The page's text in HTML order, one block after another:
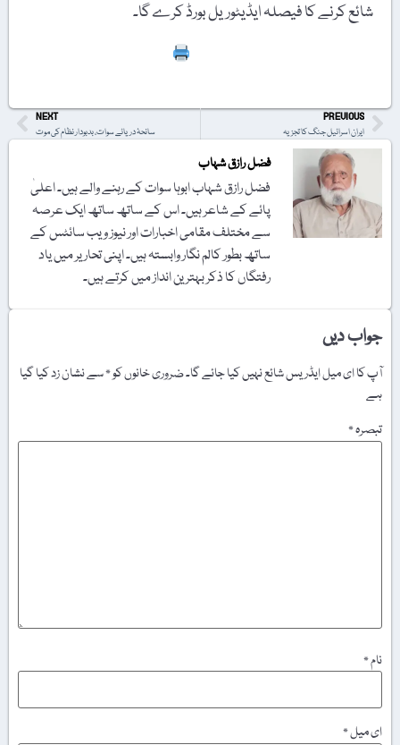
شائع کرنے کا فیصلہ ایڈیٹوریل بورڈ کرے گا۔
PREVIOUS
ایران اسرائیل جنگ کا تجزیہ
NEXT
سانحۂ دریائے سوات، بدبودار نظام کی موت
فضل رازق شہاب
فضل رازق شہاب ابوہا سوات کے رہنے والے ہیں۔ اعلیٰ
پائے کے شاعر ہیں۔ اس کے ساتھ ساتھ ایک عرصہ
سے مختلف مقامی اخبارات اور نیوز ویب سائٹس کے
ساتھ بطور کالم نگار وابستہ ہیں۔ اپنی تحاریر میں یاد
رفتگاں کا ذکر بہترین انداز میں کرتے ہیں۔
جواب دیں
آپ کا ای میل ایڈریس شائع نہیں کیا جائے گا۔ضروری خانوں کو*سے نشان زد کیا گیا
ہے
تبصرہ*
نام*
ای میل*